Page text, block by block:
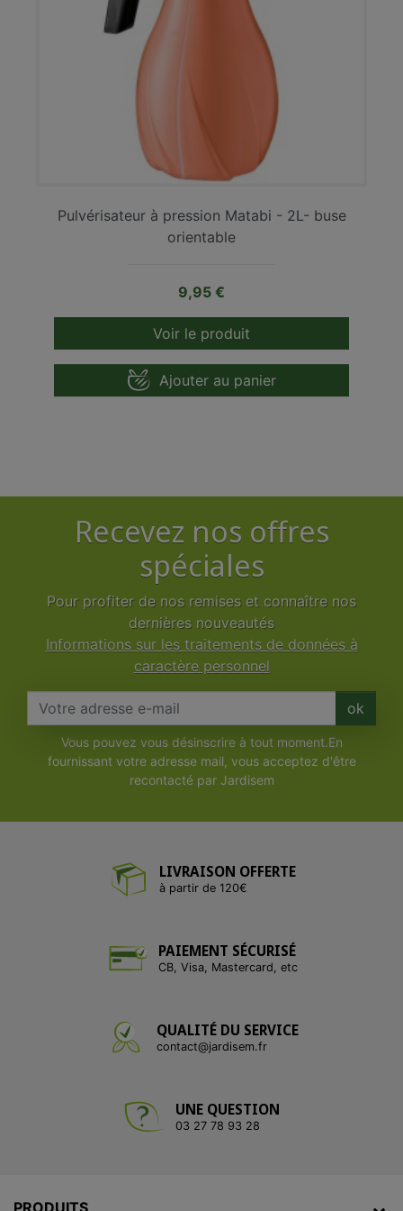
Pulvérisateur à pression Matabi - 2L- buse
orientable
Prix
9,95 €
Voir le produit
Ajouter au panier
Recevez nos offres
spéciales
Pour profiter de nos remises et connaître nos
dernières nouveautés
Informations sur les traitements de données à
caractère personnel
ok
Vous pouvez vous désinscrire à tout moment.En
fournissant votre adresse mail, vous acceptez d'être
recontacté par Jardisem
LIVRAISON OFFERTE
à partir de 120€
PAIEMENT SÉCURISÉ
CB, Visa, Mastercard, etc
QUALITÉ DU SERVICE
contact@jardisem.fr
UNE QUESTION
03 27 78 93 28